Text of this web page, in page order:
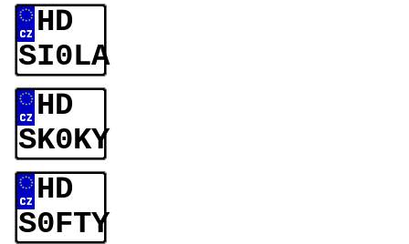
HD
SI0LA
HD
SK0KY
HD
S0FTY